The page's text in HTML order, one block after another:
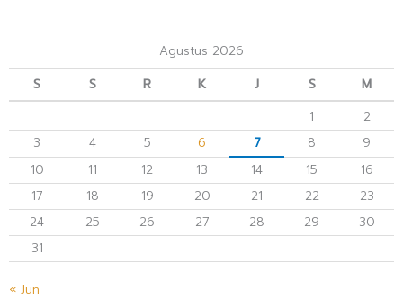
Agustus 2026
S
S R K J S
M
1
2
3
4 5 6 7 8
9
10
11 12 13 14 15
16
17
18 19 20 21 22
23
24
25 26 27 28 29
30
31
« Jun